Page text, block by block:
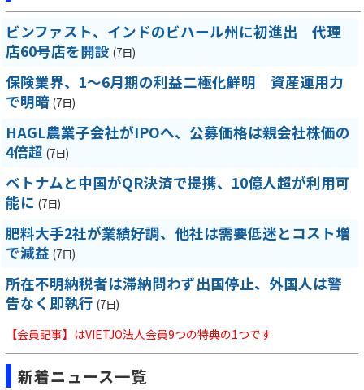
ビンファスト、インドのビハール州に初進出 代理
店60号店を開設 (7日)
保険業界、1～6月期の利益二極化鮮明 資産運用力
で明暗 (7日)
HAGL農業子会社がIPOへ、公募価格は親会社株価の
4倍超 (7日)
ベトナムと中国がQR決済で提携、10億人超が利用可
能に (7日)
肥料大手2社が業績好調、他社は需要低迷とコスト増
で減益 (7日)
所在不明納税者は滞納問わず出国停止、外国人は警
告なく即執行 (7日)
【会員記事】はVIETJO法人会員9つの特典の1つです
新着ニュース一覧